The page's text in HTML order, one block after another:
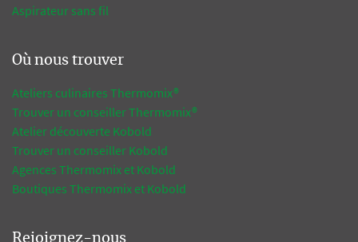
Aspirateur sans fil
Où nous trouver
Ateliers culinaires Thermomix®
Trouver un conseiller Thermomix®
Atelier découverte Kobold
Trouver un conseiller Kobold
Agences Thermomix et Kobold
Boutiques Thermomix et Kobold
Rejoignez-nous